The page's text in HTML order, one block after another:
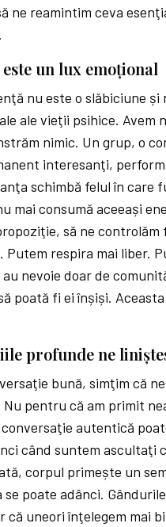
ne reamintim ceva
un lux emoţional
nu este o slăbiciune
ale vieţii psihice. Avem
nimic. Un grup, o
interesanţi,
schimbă felul în care
mai consumă aceeași
să ne controlăm
Putem respira mai liber.
nevoie doar de
poată fi ei înșiși.
profunde ne
bună, simţim că
pentru că am primit
autentică
când suntem ascultaţi
corpul primește un
poate adânci.
că uneori înţelegem mai